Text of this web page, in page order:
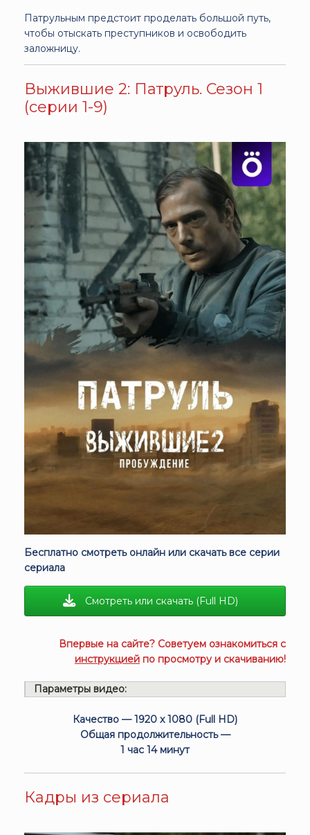
Патрульным предстоит проделать большой путь,
чтобы отыскать преступников и освободить
заложницу.
Выжившие 2: Патруль. Сезон 1
(серии 1-9)
Бесплатно смотреть онлайн или скачать все серии
сериала
Смотреть или скачать (Full HD)
Впервые на сайте? Советуем ознакомиться с
инструкцией по просмотру и скачиванию!
Параметры видео:
Качество — 1920 x 1080 (Full HD)
Общая продолжительность —
1 час 14 минут
Кадры из сериала